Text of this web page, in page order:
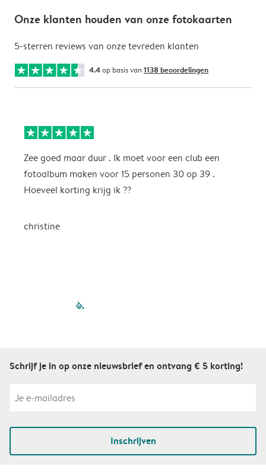
Onze klanten houden van onze fotokaarten
5-sterren reviews van onze tevreden klanten
4.4op basis van 1138 beoordelingen
Zee goed maar duur . Ik moet voor een club een
fotoalbum maken voor 15 personen 30 op 39 .
Hoeveel korting krijg ik ??
christine
filled-pagination
Schrijf je in op onze nieuwsbrief en ontvang € 5 korting!
Inschrijven